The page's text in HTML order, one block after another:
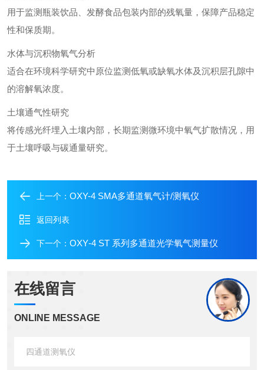
用于监测瓶装饮品、发酵食品包装内部的残氧量，保障产品稳定
性和保质期。
水体与沉积物氧气分析
适合在环境科学研究中原位监测低氧或缺氧水体及沉积层孔隙中
的溶解氧浓度。
土壤通气性研究
将传感光纤埋入土壤内部，长期监测微环境中氧气扩散情况，用
于土壤呼吸与碳通量研究。
上一个： OXY-4 SMA多通道氧气计/测氧仪
返回列表
下一个： OXY‑4 ST 系列多通道光学氧气测量仪
在线留言
ONLINE MESSAGE